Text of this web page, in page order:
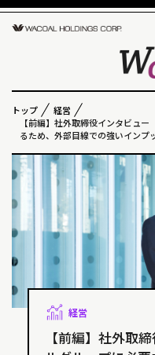
トップ
経営
【前編】社外取締役インタビュ
るため、外部目線での強いインプ
経営
【前編】社外取